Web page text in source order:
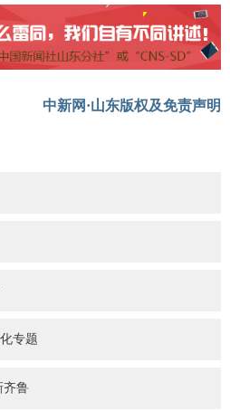
中新网·山东版权及免责声明
专题
齐鲁